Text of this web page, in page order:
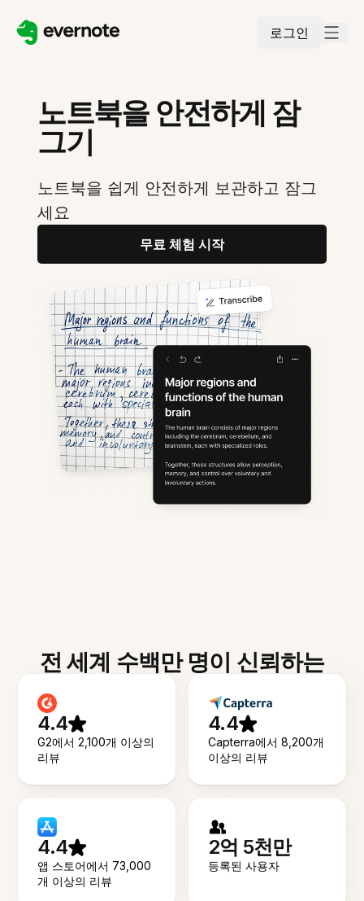
로그인
노트북을 안전하게 잠
그기
노트북을 쉽게 안전하게 보관하고 잠그
세요
무료 체험 시작
전 세계 수백만 명이 신뢰하는
4.4
G2에서 2,100개 이상의
리뷰
4.4
Capterra에서 8,200개
이상의 리뷰
4.4
앱 스토어에서 73,000
개 이상의 리뷰
2억 5천만
등록된 사용자